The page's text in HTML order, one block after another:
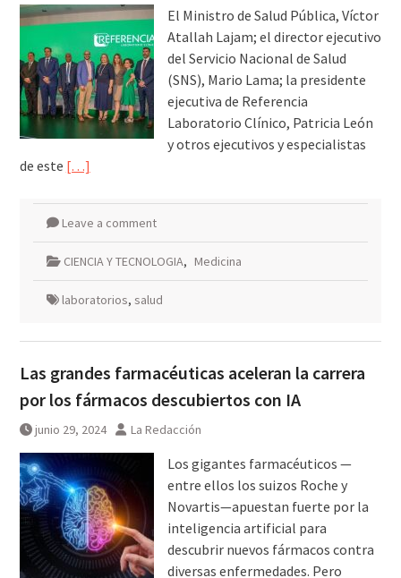
El Ministro de Salud Pública, Víctor
Atallah Lajam; el director ejecutivo
del Servicio Nacional de Salud
(SNS), Mario Lama; la presidente
ejecutiva de Referencia
Laboratorio Clínico, Patricia León
y otros ejecutivos y especialistas
de este […]
Leave a comment
CIENCIA Y TECNOLOGIA, Medicina
laboratorios, salud
Las grandes farmacéuticas aceleran la carrera
por los fármacos descubiertos con IA
junio 29, 2024 La Redacción
Los gigantes farmacéuticos —
entre ellos los suizos Roche y
Novartis—apuestan fuerte por la
inteligencia artificial para
descubrir nuevos fármacos contra
diversas enfermedades. Pero